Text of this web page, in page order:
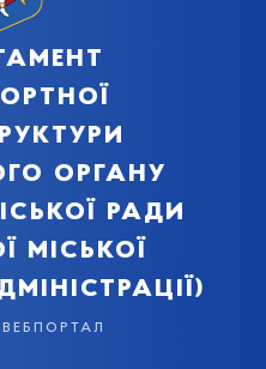
органу
ради
міської